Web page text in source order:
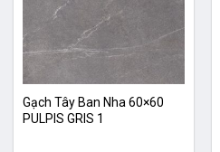
Gạch Tây Ban Nha 60×60
PULPIS GRIS 1